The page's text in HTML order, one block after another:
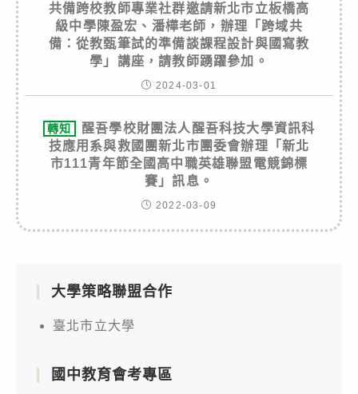
共備跨校教師專業社群邀請新北市立板橋高
級中學陳盈宏、潘樺老師，辦理「跨域共
備：從教甄筆試的準備談課程設計與國寫教
學」講座，請教師踴躍參加。
2024-03-01
轉知
醒吾學校財團法人醒吾科技大學資訊科
技應用系與救國團新北市團委會辦理「新北
市111青年節全國高中職英雄聯盟電競錦標
賽」訊息。
2022-03-09
大學策略聯盟合作
臺北市立大學
國中教育會考專區